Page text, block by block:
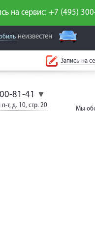
на сервис: +7 (495)
неизвестен
Запись на
81-41 ▼
п-т, д. 10, стр. 20 Мы